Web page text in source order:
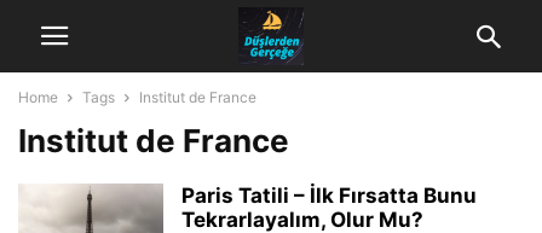
Home Tags Institut de France
Institut de France
Paris Tatili – İlk Fırsatta Bunu
Tekrarlayalım, Olur Mu?